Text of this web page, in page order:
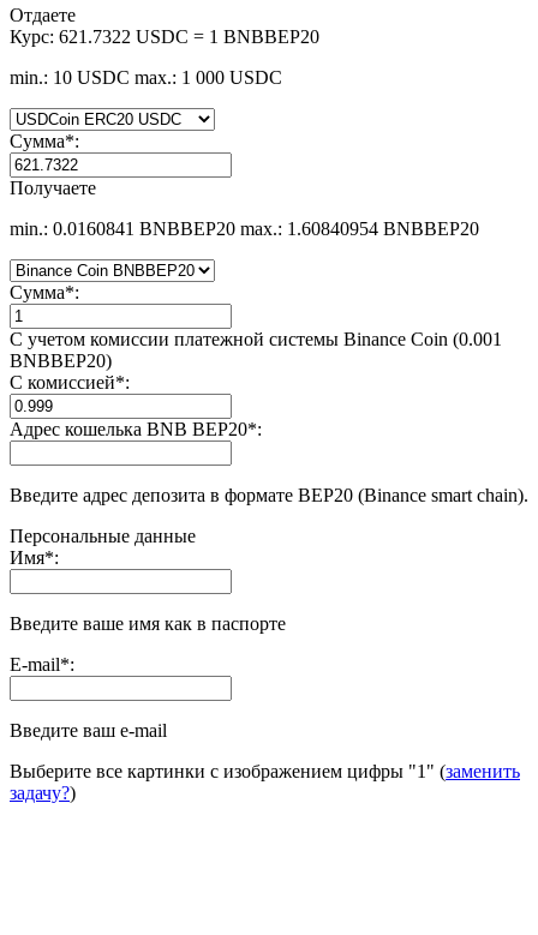
Отдаете
Курс: 621.7322 USDC = 1 BNBBEP20
min.: 10 USDC max.: 1 000 USDC
Сумма*:
Получаете
min.: 0.0160841 BNBBEP20 max.: 1.60840954 BNBBEP20
Сумма*:
С учетом комиссии платежной системы Binance Coin (0.001
BNBBEP20)
С комиссией*:
Адрес кошелька BNB BEP20*:
Введите адрес депозита в формате BEP20 (Binance smart chain).
Персональные данные
Имя*:
Введите ваше имя как в паспорте
E-mail*:
Введите ваш e-mail
Выберите все картинки с изображением цифры "1" (заменить
задачу?)